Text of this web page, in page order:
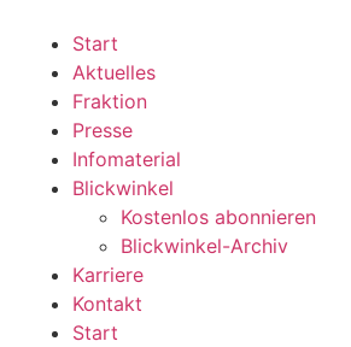
wechseln
Start
Aktuelles
Fraktion
Presse
Infomaterial
Blickwinkel
Kostenlos abonnieren
Blickwinkel-Archiv
Karriere
Kontakt
Start